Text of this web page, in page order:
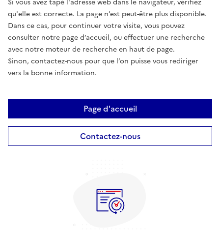
Si vous avez tapé l'adresse web dans le navigateur, vérifiez
qu'elle est correcte. La page n’est peut-être plus disponible.
Dans ce cas, pour continuer votre visite, vous pouvez
consulter notre page d’accueil, ou effectuer une recherche
avec notre moteur de recherche en haut de page.
Sinon, contactez-nous pour que l’on puisse vous rediriger
vers la bonne information.
Page d'accueil
Contactez-nous